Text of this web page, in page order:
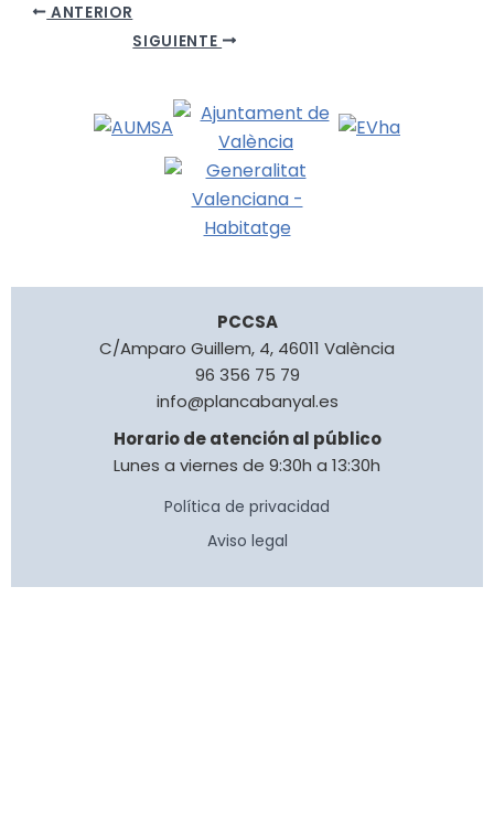
ANTERIOR
SIGUIENTE
PCCSA
C/Amparo Guillem, 4, 46011 València
96 356 75 79
info@plancabanyal.es
Horario de atención al público
Lunes a viernes de 9:30h a 13:30h
Política de privacidad
Aviso legal